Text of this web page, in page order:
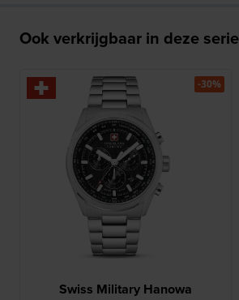
Ook verkrijgbaar in deze serie
Swiss Military Hanowa
-30%